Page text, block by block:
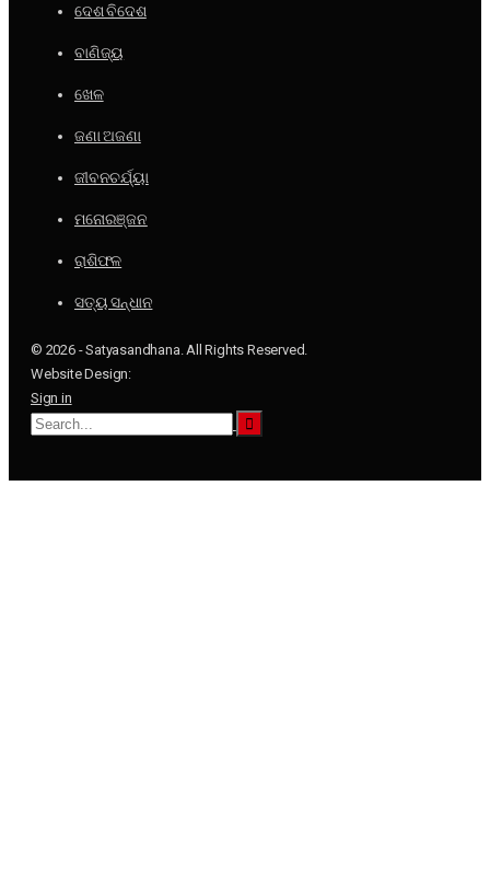
ଦେଶ ବିଦେଶ
ବାଣିଜ୍ୟ
ଖେଳ
ଜଣା ଅଜଣା
ଜୀବନଚର୍ଯ୍ୟା
ମନୋରଞ୍ଜନ
ରାଶିଫଳ
ସତ୍ୟ ସନ୍ଧାନ
© 2026 - Satyasandhana. All Rights Reserved.
Website Design:
Sign in